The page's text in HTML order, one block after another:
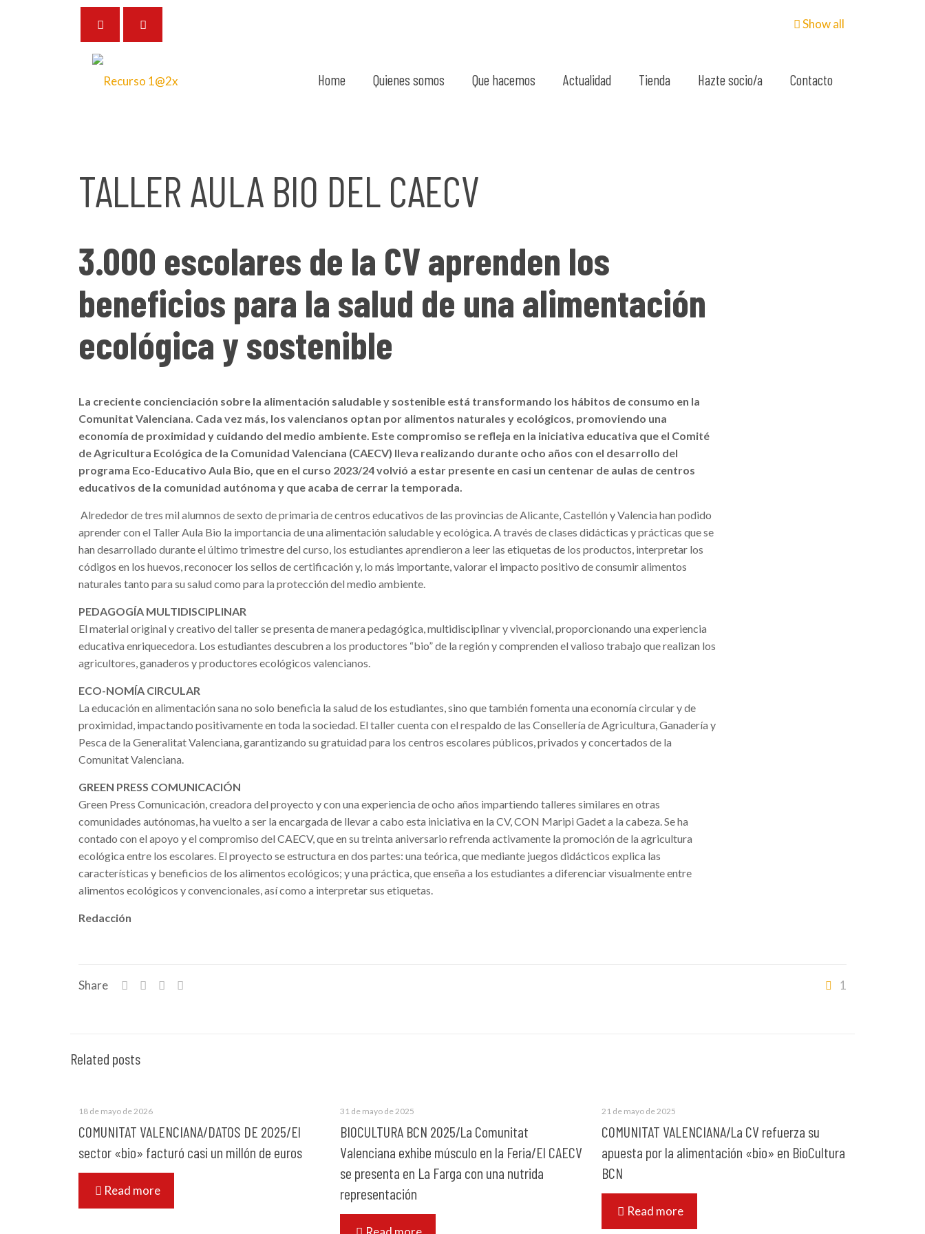
Home Quienes somos Que hacemos Actualidad Tienda Hazte socio/a Contacto
Show all
21 de junio de 2024
TALLER AULA BIO DEL CAECV
3.000 escolares de la CV aprenden los
beneficios para la salud de una alimentación
ecológica y sostenible
La creciente concienciación sobre la alimentación saludable y sostenible está transformando los hábitos de consumo en la
Comunitat Valenciana. Cada vez más, los valencianos optan por alimentos naturales y ecológicos, promoviendo una
economía de proximidad y cuidando del medio ambiente. Este compromiso se refleja en la iniciativa educativa que el Comité
de Agricultura Ecológica de la Comunidad Valenciana (CAECV) lleva realizando durante ocho años con el desarrollo del
programa Eco-Educativo Aula Bio, que en el curso 2023/24 volvió a estar presente en casi un centenar de aulas de centros
educativos de la comunidad autónoma y que acaba de cerrar la temporada.
Alrededor de tres mil alumnos de sexto de primaria de centros educativos de las provincias de Alicante, Castellón y Valencia han podido
aprender con el Taller Aula Bio la importancia de una alimentación saludable y ecológica. A través de clases didácticas y prácticas que se
han desarrollado durante el último trimestre del curso, los estudiantes aprendieron a leer las etiquetas de los productos, interpretar los
códigos en los huevos, reconocer los sellos de certificación y, lo más importante, valorar el impacto positivo de consumir alimentos
naturales tanto para su salud como para la protección del medio ambiente.
PEDAGOGÍA MULTIDISCIPLINAR
El material original y creativo del taller se presenta de manera pedagógica, multidisciplinar y vivencial, proporcionando una experiencia
educativa enriquecedora. Los estudiantes descubren a los productores “bio” de la región y comprenden el valioso trabajo que realizan los
agricultores, ganaderos y productores ecológicos valencianos.
ECO-NOMÍA CIRCULAR
La educación en alimentación sana no solo beneficia la salud de los estudiantes, sino que también fomenta una economía circular y de
proximidad, impactando positivamente en toda la sociedad. El taller cuenta con el respaldo de las Consellería de Agricultura, Ganadería y
Pesca de la Generalitat Valenciana, garantizando su gratuidad para los centros escolares públicos, privados y concertados de la
Comunitat Valenciana.
GREEN PRESS COMUNICACIÓN
Green Press Comunicación, creadora del proyecto y con una experiencia de ocho años impartiendo talleres similares en otras
comunidades autónomas, ha vuelto a ser la encargada de llevar a cabo esta iniciativa en la CV, CON Maripi Gadet a la cabeza. Se ha
contado con el apoyo y el compromiso del CAECV, que en su treinta aniversario refrenda activamente la promoción de la agricultura
ecológica entre los escolares. El proyecto se estructura en dos partes: una teórica, que mediante juegos didácticos explica las
características y beneficios de los alimentos ecológicos; y una práctica, que enseña a los estudiantes a diferenciar visualmente entre
alimentos ecológicos y convencionales, así como a interpretar sus etiquetas.
Redacción
Share 1
Related posts
18 de mayo de 2026
COMUNITAT VALENCIANA/DATOS DE 2025/El
sector «bio» facturó casi un millón de euros
Read more
31 de mayo de 2025
BIOCULTURA BCN 2025/La Comunitat
Valenciana exhibe músculo en la Feria/El CAECV
se presenta en La Farga con una nutrida
representación
21 de mayo de 2025
COMUNITAT VALENCIANA/La CV refuerza su
apuesta por la alimentación «bio» en BioCultura
BCN
Read more